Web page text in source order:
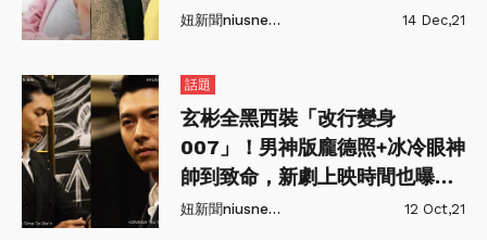
勢男星！ 妞新聞niusnews 14 Dec,21
話題
玄彬全黑西裝「改行變身
007」！男神版龐德照+冰冷眼神
帥到致命，新劇上映時間也曝
光！
妞新聞niusnews 12 Oct,21